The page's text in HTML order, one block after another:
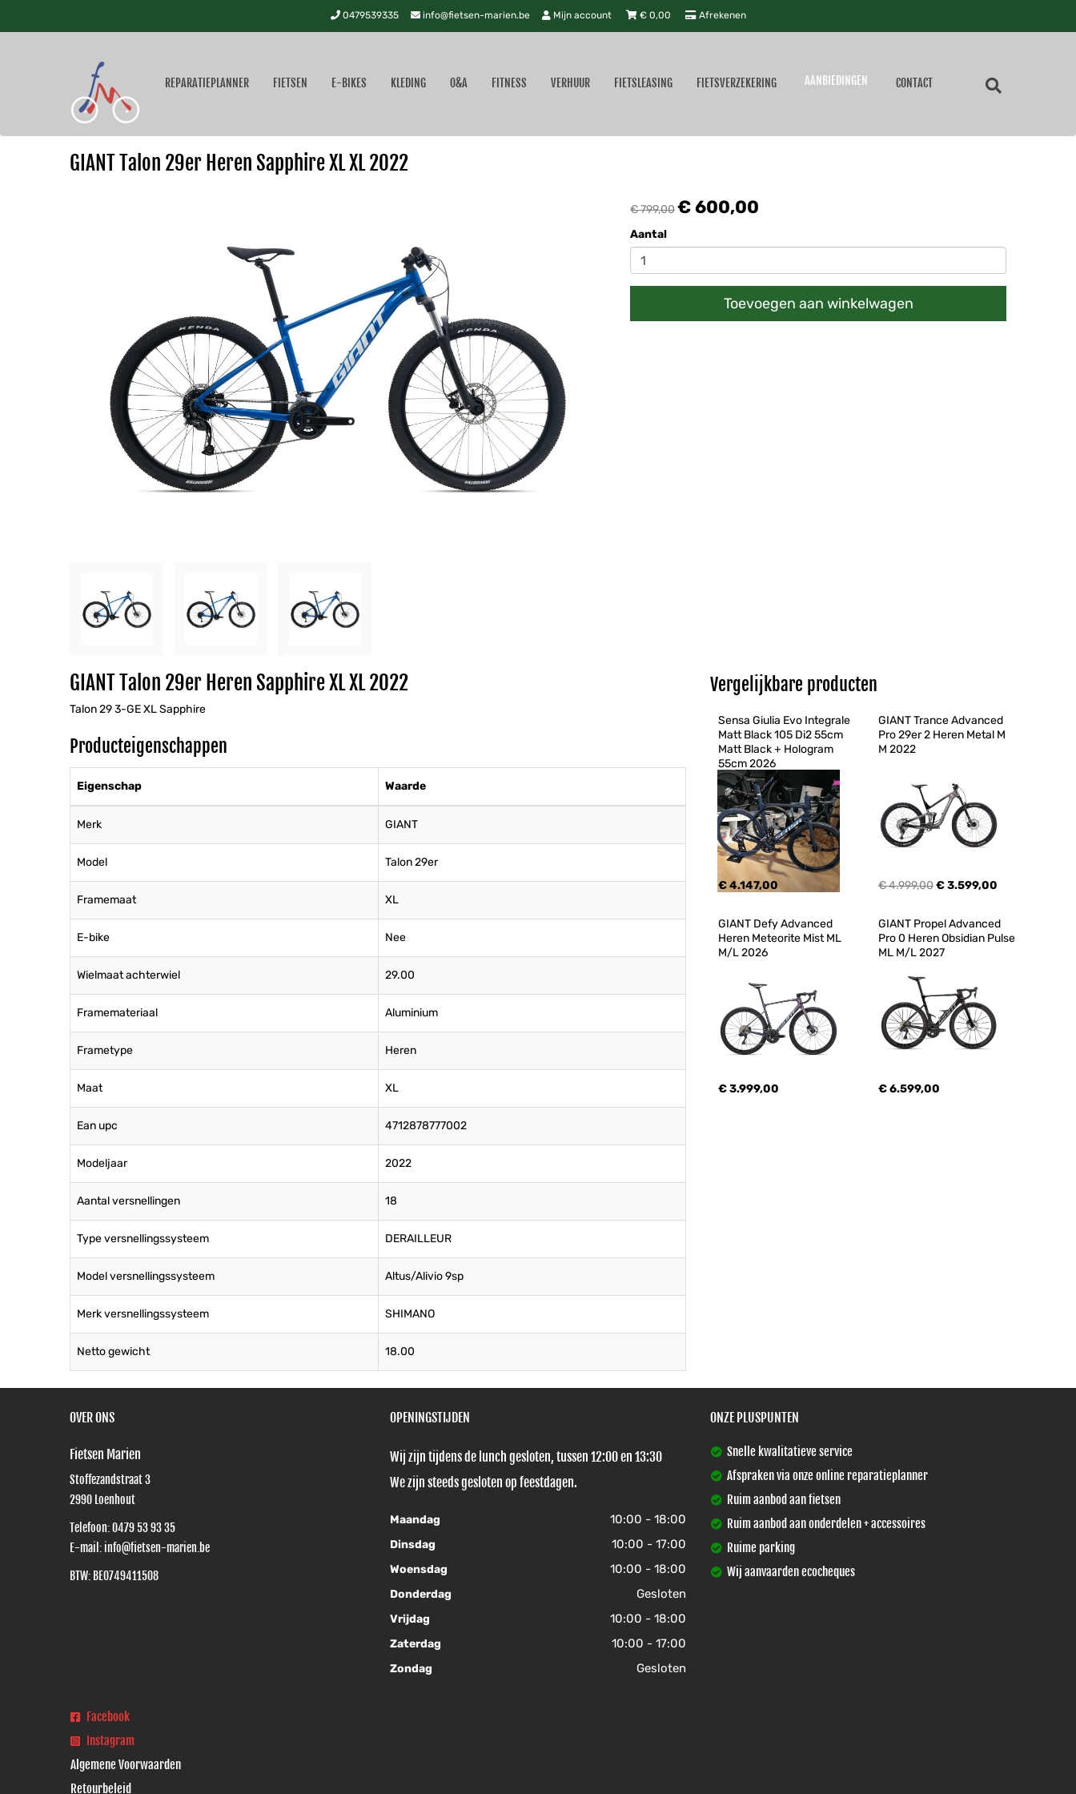
0479539335 info@fietsen-marien.be Mijn account € 0,00 Afrekenen
REPARATIEPLANNER FIETSEN E-BIKES KLEDING O&A FITNESS VERHUUR FIETSLEASING FIETSVERZEKERING AANBIEDINGEN CONTACT
GIANT Talon 29er Heren Sapphire XL XL 2022
€ 799,00€ 600,00
Aantal
Toevoegen aan winkelwagen
GIANT Talon 29er Heren Sapphire XL XL 2022
Talon 29 3-GE XL Sapphire
Producteigenschappen
Eigenschap Waarde
Merk GIANT
Model Talon 29er
Framemaat XL
E-bike Nee
Wielmaat achterwiel 29.00
Framemateriaal Aluminium
Frametype Heren
Maat XL
Ean upc 4712878777002
Modeljaar 2022
Aantal versnellingen 18
Type versnellingssysteem DERAILLEUR
Model versnellingssysteem Altus/Alivio 9sp
Merk versnellingssysteem SHIMANO
Netto gewicht 18.00
Vergelijkbare producten
Sensa Giulia Evo Integrale
Matt Black 105 Di2 55cm
Matt Black + Hologram
55cm 2026
€ 4.147,00
GIANT Trance Advanced
Pro 29er 2 Heren Metal M
M 2022
€ 4.999,00€ 3.599,00
GIANT Defy Advanced
Heren Meteorite Mist ML
M/L 2026
€ 3.999,00
GIANT Propel Advanced
Pro 0 Heren Obsidian Pulse
ML M/L 2027
€ 6.599,00
OVER ONS
Fietsen Marien
Stoffezandstraat 3
2990 Loenhout
Telefoon:0479 53 93 35
E-mail: info@fietsen-marien.be
BTW: BE0749411508
OPENINGSTIJDEN
Wij zijn tijdens de lunch gesloten, tussen 12:00 en 13:30
We zijn steeds gesloten op feestdagen.
Maandag 10:00 - 18:00
Dinsdag 10:00 - 17:00
Woensdag 10:00 - 18:00
Donderdag Gesloten
Vrijdag 10:00 - 18:00
Zaterdag 10:00 - 17:00
Zondag Gesloten
ONZE PLUSPUNTEN
Snelle kwalitatieve service
Afspraken via onze online reparatieplanner
Ruim aanbod aan fietsen
Ruim aanbod aan onderdelen + accessoires
Ruime parking
Wij aanvaarden ecocheques
Facebook
Instagram
Algemene Voorwaarden
Retourbeleid